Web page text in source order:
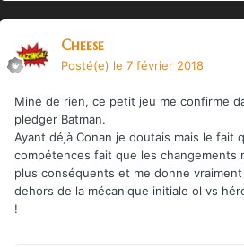
Cheese
Posté(e) le 7 février 2018
Mine de rien, ce petit jeu me confirme
pledger Batman.
Ayant déjà Conan je doutais mais le fait
compétences fait que les changements
plus conséquents et me donne
dehors de la mécanique initiale ol vs
!